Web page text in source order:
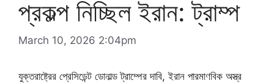
প্রকল্প নিচ্ছিল ইরান: ট্রাম্প
March 10, 2026 2:04pm
যুক্তরাষ্ট্রের প্রেসিডেন্ট ডোনাল্ড ট্রাম্পের দাবি, ইরান পারমাণবিক অস্ত্র